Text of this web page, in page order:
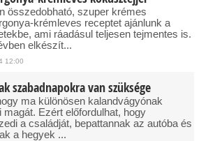
összedobható, szuper krémes
krémleves receptet ajánlunk a
ami ráadásul teljesen tejmentes is.
elkészít...
12:00
szabadnapokra van szüksége
ma különösen kalandvágyónak
magát. Ezért előfordulhat, hogy
a családját, bepattannak az autóba és
a hegyek ...